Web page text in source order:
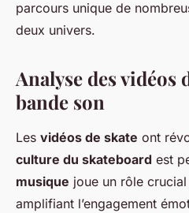
parcours unique de
deux univers.
Analyse des vidéos
bande son
Les vidéos de skate ont
culture du skateboard est
musique joue un rôle
amplifiant l’engagement